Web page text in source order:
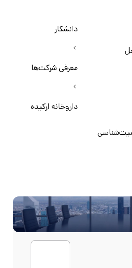
دانشکار
معرفی شرکت‌ها
داروخانه ارکیده